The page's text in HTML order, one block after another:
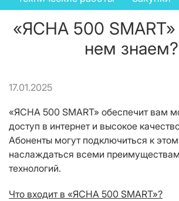
«ЯСНА 500
нем знаем?
17.01.2025
«ЯСНА 500 SMART» обеспечит вам
доступ в интернет и высокое
Абоненты могут подключиться к
наслаждаться всеми
технологий.
Что входит в «ЯСНА 500 SMART»?